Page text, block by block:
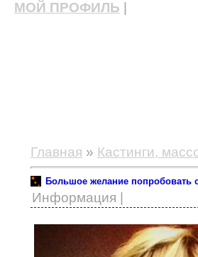
МОЙ ПРОФИЛЬ
Главная » Кастинги,
Большое желание попробовать
Информация |